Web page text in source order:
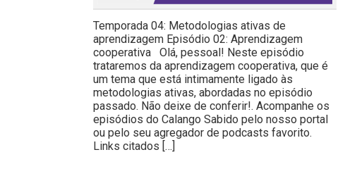
Temporada 04: Metodologias ativas de
aprendizagem Episódio 02: Aprendizagem
cooperativa Olá, pessoal! Neste episódio
trataremos da aprendizagem cooperativa, que é
um tema que está intimamente ligado às
metodologias ativas, abordadas no episódio
passado. Não deixe de conferir!. Acompanhe os
episódios do Calango Sabido pelo nosso portal
ou pelo seu agregador de podcasts favorito.
Links citados […]